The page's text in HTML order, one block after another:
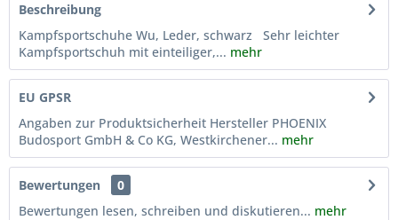
Beschreibung
Kampfsportschuhe Wu, Leder, schwarz Sehr leichter
Kampfsportschuh mit einteiliger,... mehr
EU GPSR
Angaben zur Produktsicherheit Hersteller PHOENIX
Budosport GmbH & Co KG, Westkirchener... mehr
Bewertungen
0
Bewertungen lesen, schreiben und diskutieren... mehr